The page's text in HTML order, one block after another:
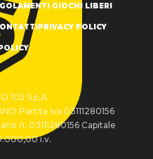
GIOCHI LIBERI
PRIVACY POLICY
105 S.p.A.
Partita Iva 03111280156
n. 03111280156 Capitale
i.v.